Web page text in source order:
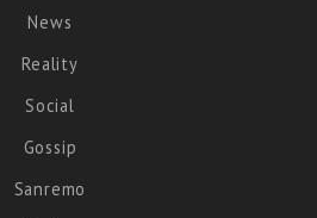
News
Reality
Social
Gossip
Sanremo